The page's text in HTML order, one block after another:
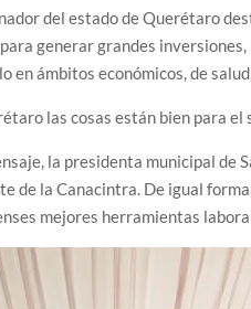
del estado de Querétaro
generar grandes
en ámbitos económicos, de
las cosas están bien para
la presidenta municipal de
de la Canacintra. De igual
mejores herramientas